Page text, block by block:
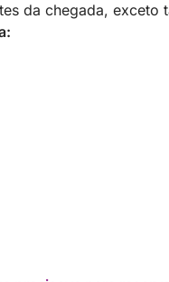
da chegada, exceto